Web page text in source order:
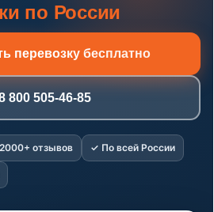
по России
перевозку бесплатно
800 505-46-85
отзывов ✓ По всей России